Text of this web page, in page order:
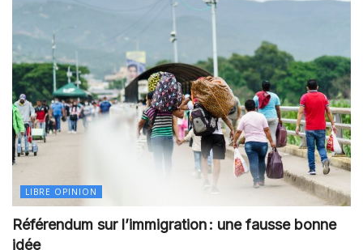
LIBRE OPINION
Référendum sur l’immigration : une fausse bonne
idée